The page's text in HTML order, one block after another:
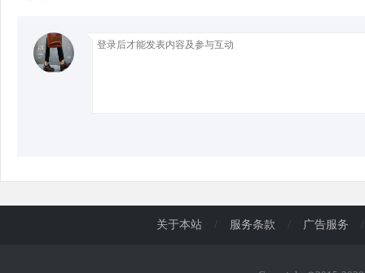
关于本站 / 服务条款 / 广告服务 /